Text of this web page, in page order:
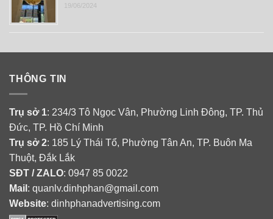
19/06/2024
THÔNG TIN
Trụ sở 1: 234/3 Tô Ngọc Vân, Phường Linh Đông, TP. Thủ
Đức, TP. Hồ Chí Minh
Trụ sở 2: 185 Lý Thái Tổ, Phường Tân An, TP. Buôn Ma
Thuột, Đắk Lắk
SĐT / ZALO: 0947 85 0022
Mail : quanlv.dinhphan@gmail.com
Website: dinhphanadvertising.com